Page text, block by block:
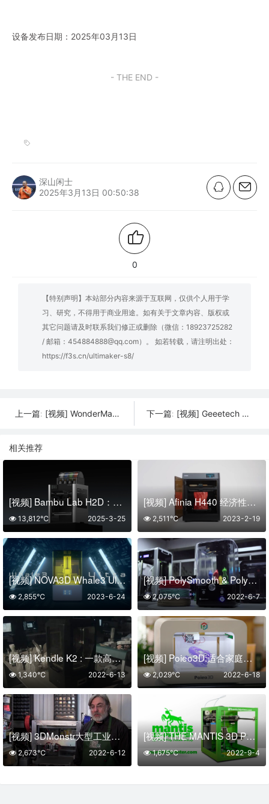
设备发布日期：2025年03月13日
- THE END -
深山闲士
2025年3月13日 00:50:38
0
【特别声明】本站部分内容来源于互联网，仅供个人用于学
习、研究，不得用于商业用途。如有关于文章内容、版权或
其它问题请及时联系我们修正或删除（微信：18923725282
/ 邮箱：454884888@qq.com）。 如若转载，请注明出处：
https://f3s.cn/ultimaker-s8/
上一篇: [视频] WonderMaker ZR Ultra | 4 个工具头 | 多色和多材料打印 | CoreXY | 开源 下一篇: [视频] Geeetech M1 Mini 高速3D打印机 儿童3D打印机
相关推荐
[视频] Bambu Lab H2D：重新定义个人智造
2025-3-25
13,812℃
[视频] Afinia H440 经济性、可靠性和易用性堪称极致的MEM 3D打印机
2023-2-19
2,511℃
[视频] NOVA3D Whale3 Ultra 8K LCD光固化3D打印机 – 带自动恒温系统
2023-6-24
2,855℃
[视频] PolySmooth & Polysher：无层纹的3D打印后处理抛光工具
2022-6-7
2,075℃
[视频] Kendle K2 : 一款高速专业的 LCD光固化3D打印机
2022-6-13
1,340℃
[视频] Poieo3D:适合家庭的友好3D打印机
2022-6-18
2,029℃
[视频] 3DMonstr大型工业级四挤出机 3D打印机
2022-6-12
2,673℃
[视频] THE MANTIS 3D PRINTER：世界上最容易使用的 3D打印机
2022-9-4
1,675℃